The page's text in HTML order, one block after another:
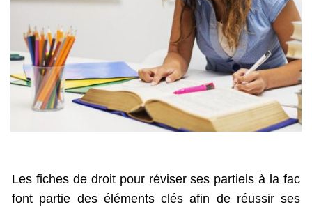
Les fiches de droit pour réviser ses partiels à la fac
font partie des éléments clés afin de réussir ses